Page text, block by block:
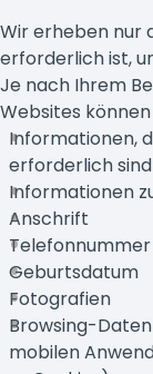
Wir erheben nur
erforderlich ist,
Je nach Ihrem
Websites
Informationen,
erforderlich
Informationen
Anschrift
Telefonnummer
Geburtsdatum
Fotografien
Browsing-
mobilen